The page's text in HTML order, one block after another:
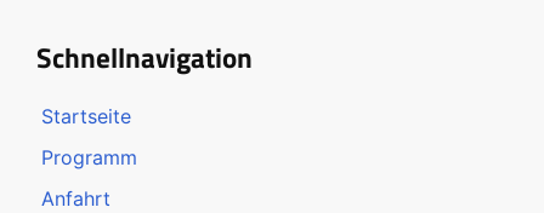
Schnellnavigation
Startseite
Programm
Anfahrt